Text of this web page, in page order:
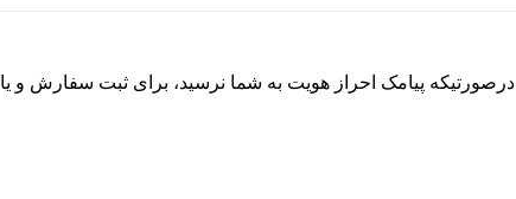
درصورتیکه پیامک احراز هویت به شما نرسید، برای ثبت سفارش و یا